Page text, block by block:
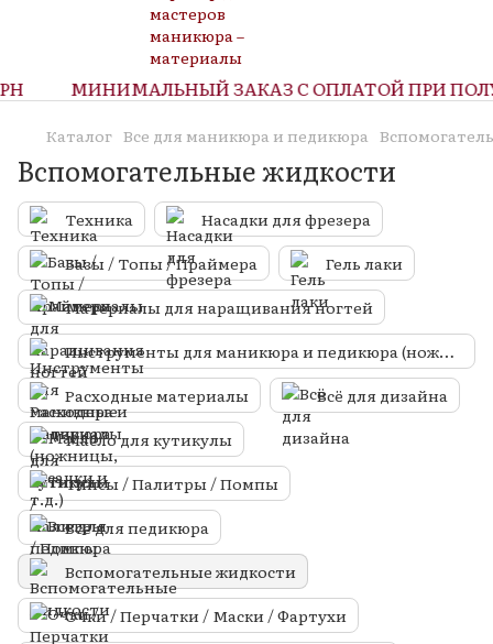
МИНИМАЛЬНЫЙ ЗАКАЗ С ОПЛАТОЙ ПРИ
Каталог Все для маникюра и педикюра
Вспомогательные жидкости
Техника
Насадки для фрезера
Базы / Топы / Праймера
Гель лаки
Материалы для наращивания ногтей
Инструменты для маникюра и педикюра (ножницы, кусачки и т.д.)
Расходные материалы
Всё для дизайна
Масло для кутикулы
Типсы / Палитры / Помпы
Все для педикюра
Вспомогательные жидкости
Очки / Перчатки / Маски / Фартухи